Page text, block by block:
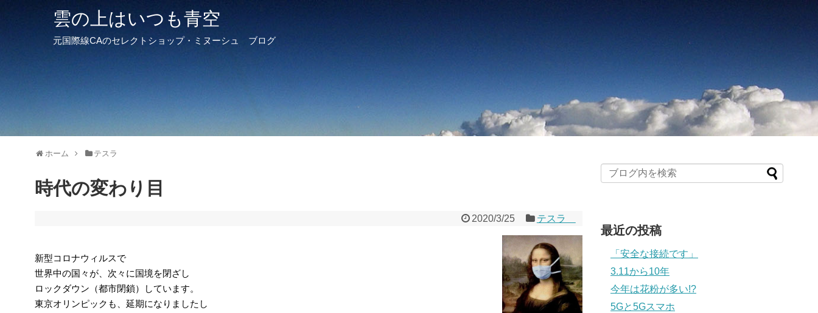
雲の上はいつも青空
元国際線CAのセレクトショップ・ミヌーシュ ブログ
ホーム テスラ
時代の変わり目
2020/3/25 テスラ
新型コロナウィルスで
世界中の国々が、次々に国境を閉ざし
ロックダウン（都市閉鎖）しています。
東京オリンピックも、延期になりましたし
最近の投稿
「安全な接続です」
3.11から10年
今年は花粉が多い!?
5Gと5Gスマホ